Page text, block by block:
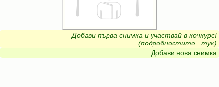
Добави първа снимка и участвай в конкурс!
(подробностите - тук)
Добави нова снимка